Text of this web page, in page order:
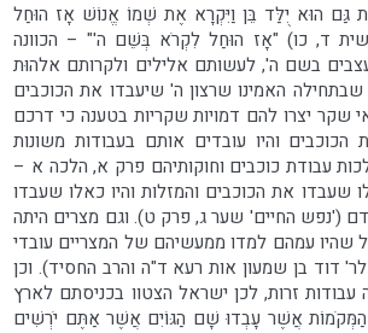
גַּם הוּא יֻלַּד בֵּן וַיִּקְרָא אֶת שְׁמוֹ אֱנוֹשׁ אָז הוּחַל
ד, כו) "אָז הוּחַל לִקְרֹא בְּשֵׁם ה'" – הכוונה
בשם ה', לעשותם אלילים ולקרותם אלהוּת
האמינו שרצון ה' שיעבדו את הכוכבים
שקר יצרו להם דמויות שקריות בטענה כי דרכם
הכוכבים והיו עובדים אותם בעבודות משונות
עבודת כוכבים וחוקותיהם פרק א, הלכה א –
שעבדו את הכוכבים והמזלות והיו כאלו שעבדו
('נפש החיים' שער ג, פרק ט). וגם מצרים היתה
שהיו עמהם למדו ממעשיהם של המצריים עובדי
דוד בן שמעון אות רעא ד"ה והרב החסיד). וכן
זרות, לכן ישראל הצטוו בכניסתם לארץ
אֲשֶׁר עָבְדוּ שָׁם הַגּוֹיִם אֲשֶׁר אַתֶּם יֹרְשִׁים